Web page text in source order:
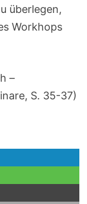
überlegen,
Workhops
–
S. 35-37)